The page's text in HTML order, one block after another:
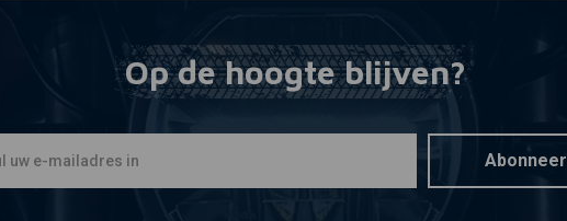
€15,12
Op de hoogte blijven?
Abonneer